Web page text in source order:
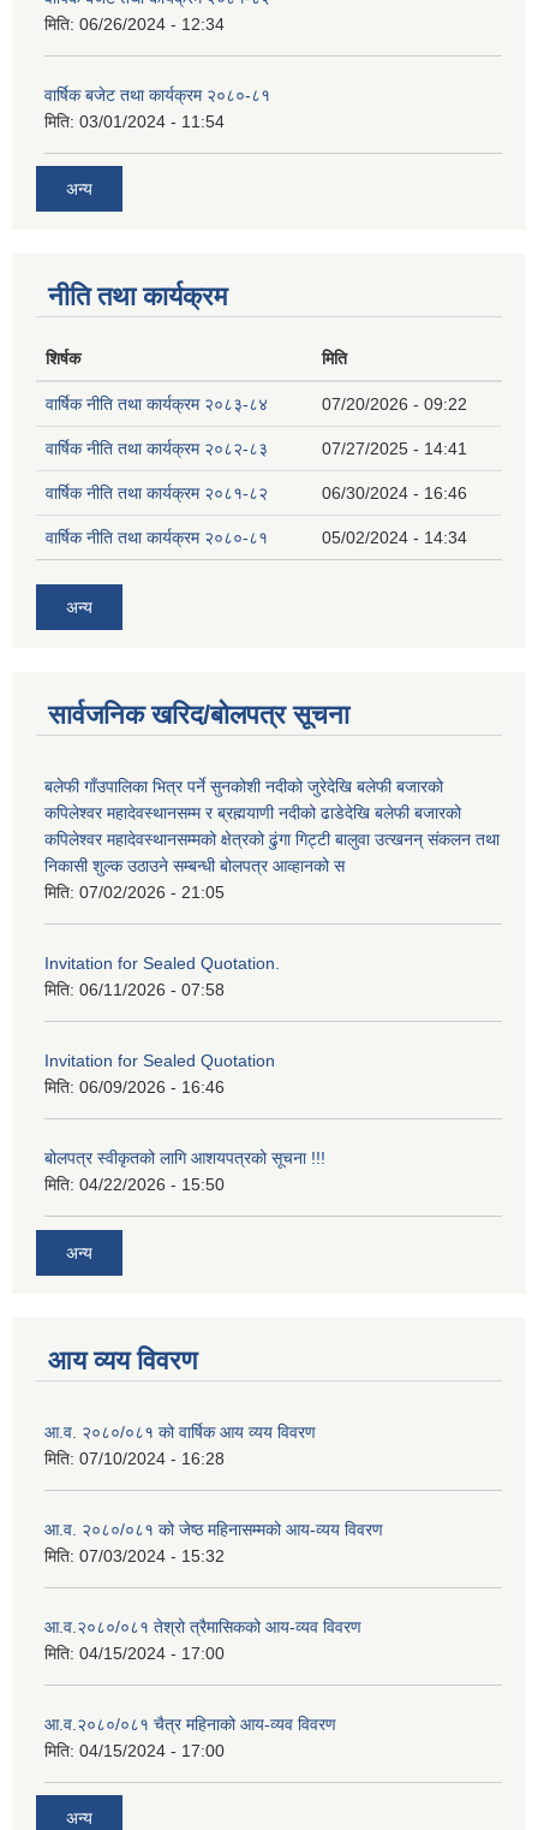
मिति: 06/26/2024 - 12:34
वार्षिक बजेट तथा कार्यक्रम २०८०-८१
मिति: 03/01/2024 - 11:54
अन्य
नीति तथा कार्यक्रम
शिर्षक मिति
वार्षिक नीति तथा कार्यक्रम २०८३-८४ 07/20/2026 - 09:22
वार्षिक नीति तथा कार्यक्रम २०८२-८३ 07/27/2025 - 14:41
वार्षिक नीति तथा कार्यक्रम २०८१-८२ 06/30/2024 - 16:46
वार्षिक नीति तथा कार्यक्रम २०८०-८१ 05/02/2024 - 14:34
अन्य
सार्वजनिक खरिद/बोलपत्र सूचना
बलेफी गाँउपालिका भित्र पर्ने सुनकोशी नदीको जुरेदेखि बलेफी बजारको
कपिलेश्वर महादेवस्थानसम्म र ब्रह्मयाणी नदीको ढाडेदेखि बलेफी बजारको
कपिलेश्वर महादेवस्थानसम्मको क्षेत्रको ढुंगा गिट्टी बालुवा उत्खनन् संकलन तथा
निकासी शुल्क उठाउने सम्बन्धी बोलपत्र आव्हानको स
मिति: 07/02/2026 - 21:05
Invitation for Sealed Quotation.
मिति: 06/11/2026 - 07:58
Invitation for Sealed Quotation
मिति: 06/09/2026 - 16:46
बोलपत्र स्वीकृतको लागि आशयपत्रको सूचना !!!
मिति: 04/22/2026 - 15:50
अन्य
आय व्यय विवरण
आ.व. २०८०/०८१ को वार्षिक आय व्यय विवरण
मिति: 07/10/2024 - 16:28
आ.व. २०८०/०८१ को जेष्ठ महिनासम्मको आय-व्यय विवरण
मिति: 07/03/2024 - 15:32
आ.व.२०८०/०८१ तेश्रो त्रैमासिकको आय-व्यव विवरण
मिति: 04/15/2024 - 17:00
आ.व.२०८०/०८१ चैत्र महिनाको आय-व्यव विवरण
मिति: 04/15/2024 - 17:00
अन्य